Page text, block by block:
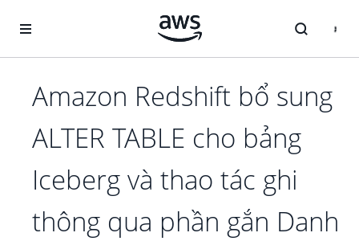
Amazon Redshift bổ sung
ALTER TABLE cho bảng
Iceberg và thao tác ghi
thông qua phần gắn Danh